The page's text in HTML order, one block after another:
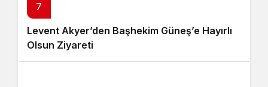
7
Levent Akyer’den Başhekim Güneş’e Hayırlı
Olsun Ziyareti